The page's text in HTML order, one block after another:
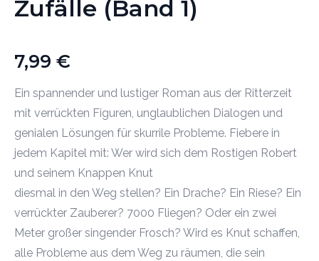
Zufälle (Band 1)
7,99 €
Ein spannender und lustiger Roman aus der Ritterzeit
mit verrückten Figuren, unglaublichen Dialogen und
genialen Lösungen für skurrile Probleme. Fiebere in
jedem Kapitel mit: Wer wird sich dem Rostigen Robert
und seinem Knappen Knut
diesmal in den Weg stellen? Ein Drache? Ein Riese? Ein
verrückter Zauberer? 7000 Fliegen? Oder ein zwei
Meter großer singender Frosch? Wird es Knut schaffen,
alle Probleme aus dem Weg zu räumen, die sein